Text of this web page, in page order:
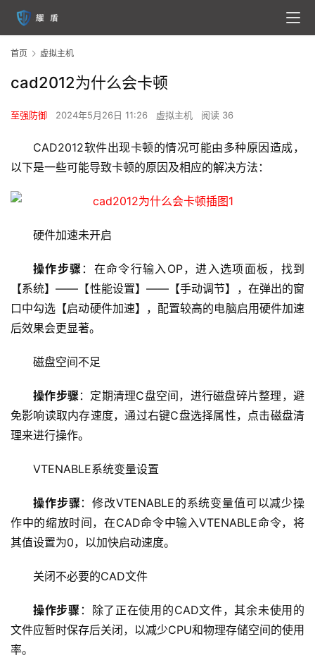
首
页
首页 虚拟主机
cad2012为什么会卡顿
至强防御 2024年5月26日 11:26 虚拟主机 阅读 36
CAD2012软件出现卡顿的情况可能由多种原因造成，
以下是一些可能导致卡顿的原因及相应的解决方法：
硬件加速未开启
操作步骤 ：在命令行输入OP，进入选项面板，找到
【系统】——【性能设置】——【手动调节】，在弹出的窗
口中勾选【启动硬件加速】，配置较高的电脑启用硬件加速
后效果会更显著。
磁盘空间不足
操作步骤 ：定期清理C盘空间，进行磁盘碎片整理，避
免影响读取内存速度，通过右键C盘选择属性，点击磁盘清
理来进行操作。
VTENABLE系统变量设置
操作步骤 ：修改VTENABLE的系统变量值可以减少操
作中的缩放时间，在CAD命令中输入VTENABLE命令，将
其值设置为0，以加快启动速度。
关闭不必要的CAD文件
操作步骤 ：除了正在使用的CAD文件，其余未使用的
文件应暂时保存后关闭，以减少CPU和物理存储空间的使用
率。